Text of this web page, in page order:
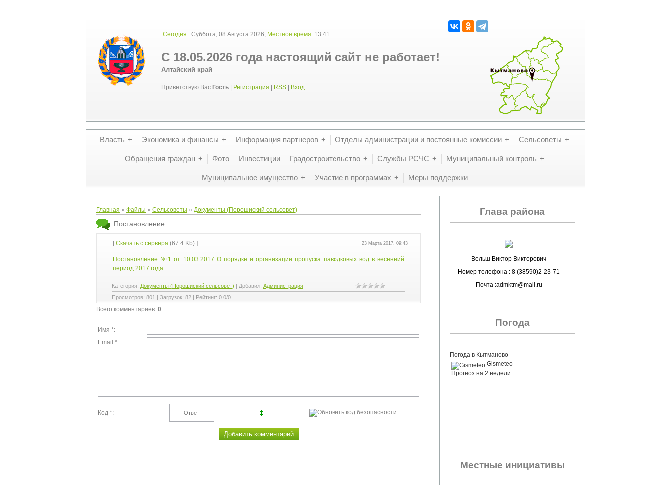
Сегодня: Суббота, 08 Августа 2026, Местное время: 13:41
С 18.05.2026 года настоящий сайт не работает!
Алтайский край
Приветствую Вас Гость Регистрация RSS Вход
Власть Экономика и финансы Информация партнеров Отделы администрации и постоянные комиссии Сельсоветы
Обращения граждан Фото Инвестиции Градостроительство Службы РСЧС Муниципальный контроль
Муниципальное имущество Участие в программах Меры поддержки
Главная » Файлы » Сельсоветы » Документы (Порошиский сельсовет)
Постановление
[ Скачать с сервера (67.4 Kb) ] 23 Марта 2017, 09:43
Постановление №1 от 10.03.2017 О порядке и организации пропуска паводковых вод в весенний
период 2017 года
Категория: Документы (Порошиский сельсовет) | Добавил: Администрация
Просмотров: 801 | Загрузок: 82 | Рейтинг: 0.0/0
Всего комментариев: 0
Имя *:
Email *:
Код *:
Глава района
Вельш Виктор Викторович
Номер телефона : 8 (38590)2-23-71
Почта :admktm@mail.ru
Погода
Погода в Кытманово
Gismeteo
Прогноз на 2 недели
Местные инициативы